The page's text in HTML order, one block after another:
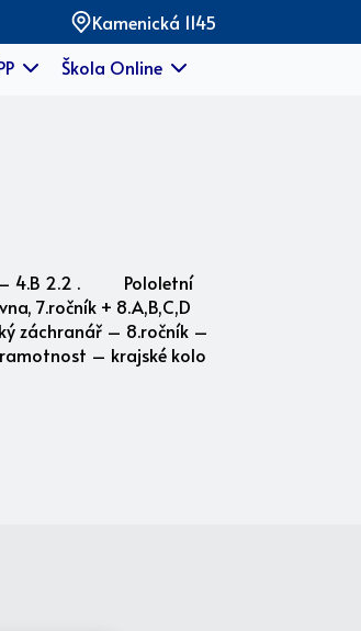
Kamenická 1145
Škola Online
– 4.B 2.2 . Pololetní
7.ročník + 8.A,B,C,D
záchranář – 8.ročník –
– krajské kolo